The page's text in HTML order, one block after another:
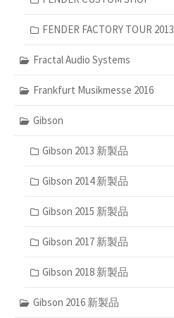
FENDER FACTORY TOUR 2013
Fractal Audio Systems
Frankfurt Musikmesse 2016
Gibson
Gibson 2013 新製品
Gibson 2014 新製品
Gibson 2015 新製品
Gibson 2017 新製品
Gibson 2018 新製品
Gibson 2016 新製品